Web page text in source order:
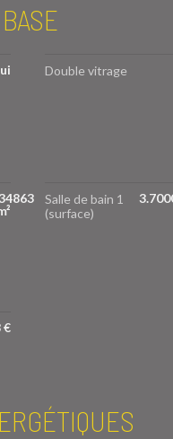
Double vitrage
Salle de bain 1
(surface)
€